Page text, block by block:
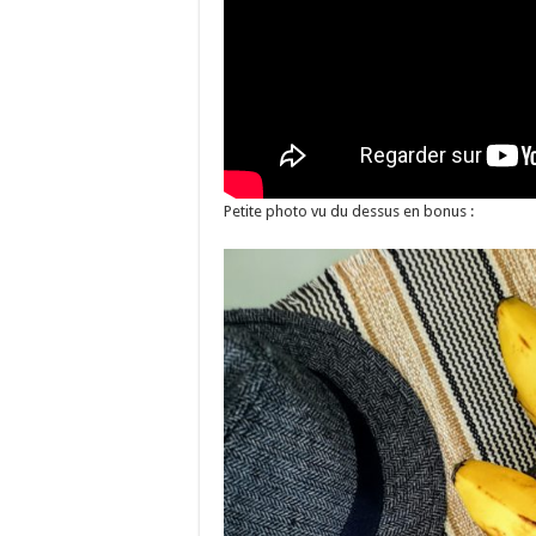
Petite photo vu du dessus en bonus :